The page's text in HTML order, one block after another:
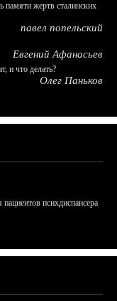
памяти жертв сталинских
павел попельский
Евгений Афанасьев
и что делать?
Олег Паньков
пациентов психдиспансера